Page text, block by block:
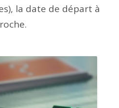
la date de départ à